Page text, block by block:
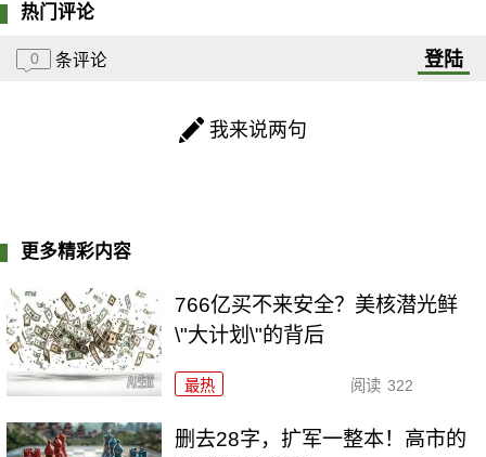
热门评论
0 条评论 登陆
我来说两句
更多精彩内容
766亿买不来安全？美核潜光鲜
\"大计划\"的背后
最热 阅读 322
删去28字，扩军一整本！高市的